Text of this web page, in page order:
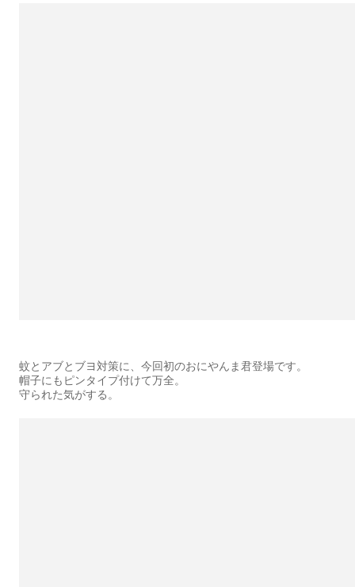
蚊とアブとブヨ対策に、今回初のおにやんま君登場です。
帽子にもピンタイプ付けて万全。
守られた気がする。